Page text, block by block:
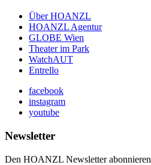
Über HOANZL
HOANZL Agentur
GLOBE Wien
Theater im Park
WatchAUT
Entrello
facebook
instagram
youtube
Newsletter
Den HOANZL Newsletter abonnieren